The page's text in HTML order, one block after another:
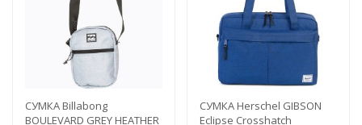
СУМКА Billabong
BOULEVARD GREY HEATHER
СУМКА Herschel GIBSON
Eclipse Crosshatch